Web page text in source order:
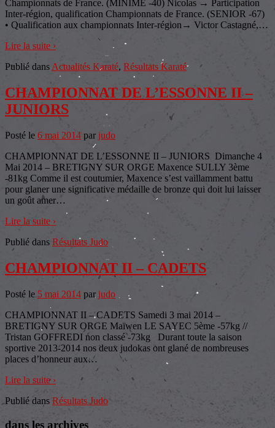
Championnats de France. (MINIME -40) Nicolas → Participation
Inter-région, qualification Championnats de France. (SENIOR -67)
• Qualification aux championnats Inter-région→ Victor Castagné,…
Lire la suite ›
Publié dansActualités Karaté, Résultats Karaté
CHAMPIONNAT DE L’ESSONNE II –
JUNIORS
Posté le 6 mai 2014 par judo
CHAMPIONNAT DE L’ESSONNE II – JUNIORS Dimanche 4
Mai 2014 – BRETIGNY SUR ORGE Maxence SULLY 3ème
-81kg Comme il est coutumier, Maxence s’est vaillamment battu
pour glaner une significative médaille de bronze qui doit lui laisser
un goût amer…
Lire la suite ›
Publié dans Résultats Judo
CHAMPIONNAT II – CADETS
Posté le 5 mai 2014 par judo
CHAMPIONNAT II – CADETS Samedi 3 mai 2014 –
BRETIGNY SUR ORGE Maïwen LE SAYEC 5ème -57kg //
Tristan GOFFREDI non classé -73kg Durant toute la saison
sportive 2013-2014 nos deux judokas ont glané de nombreuses
places d’honneur aux…
Lire la suite ›
Publié dans Résultats Judo
dans les archives